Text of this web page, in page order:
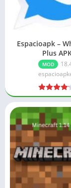
Espacioapk –
Plus
MOD